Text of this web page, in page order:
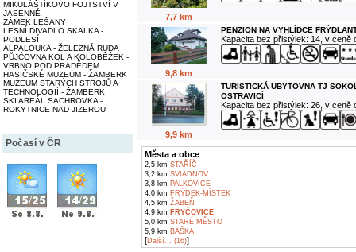
MIKULÁŠTÍKOVO FOJTSTVÍ V
JASENNÉ
ZÁMEK LEŠANY
LESNÍ DIVADLO SKALKA -
PODLESÍ
ALPALOUKA - ŽELEZNÁ RUDA
PŮJČOVNA KOL A KOLOBĚŽEK -
VRBNO POD PRADĚDEM
HASIČSKÉ MUZEUM - ŽAMBERK
MUZEUM STARÝCH STROJŮ A
TECHNOLOGIÍ - ŽAMBERK
SKI AREÁL SACHROVKA -
ROKYTNICE NAD JIZEROU
Počasí v ČR
7,7 km
9,8 km
PENZION NA VYHLÍDCE
Kapacita bez přistýlek: 14, v ceně
9,9 km
TURISTICKÁ UBYTOVNA TJ
OSTRAVICÍ
Kapacita bez přistýlek: 26, v ceně
Města a obce
2,5 km STAŘÍČ
3,2 km SVIADNOV
3,8 km PALKOVICE
4,0 km FRÝDEK-MÍSTEK
4,5 km ŽABEŇ
4,9 km FRYČOVICE
5,0 km STARÉ MĚSTO
5,9 km BAŠKA
[Další... (16)]